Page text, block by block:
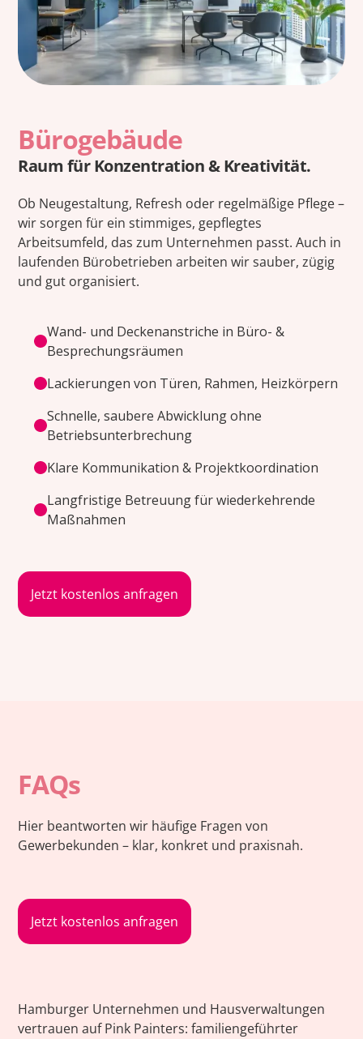
Bürogebäude
Raum für Konzentration & Kreativität.
Ob Neugestaltung, Refresh oder regelmäßige Pflege –
wir sorgen für ein stimmiges, gepflegtes
Arbeitsumfeld, das zum Unternehmen passt. Auch in
laufenden Bürobetrieben arbeiten wir sauber, zügig
und gut organisiert.
Wand- und Deckenanstriche in Büro- &
Besprechungsräumen
Lackierungen von Türen, Rahmen, Heizkörpern
Schnelle, saubere Abwicklung ohne
Betriebsunterbrechung
Klare Kommunikation & Projektkoordination
Langfristige Betreuung für wiederkehrende
Maßnahmen
Jetzt kostenlos anfragen
FAQs
Hier beantworten wir häufige Fragen von
Gewerbekunden – klar, konkret und praxisnah.
Jetzt kostenlos anfragen
Hamburger Unternehmen und Hausverwaltungen
vertrauen auf Pink Painters: familiengeführter